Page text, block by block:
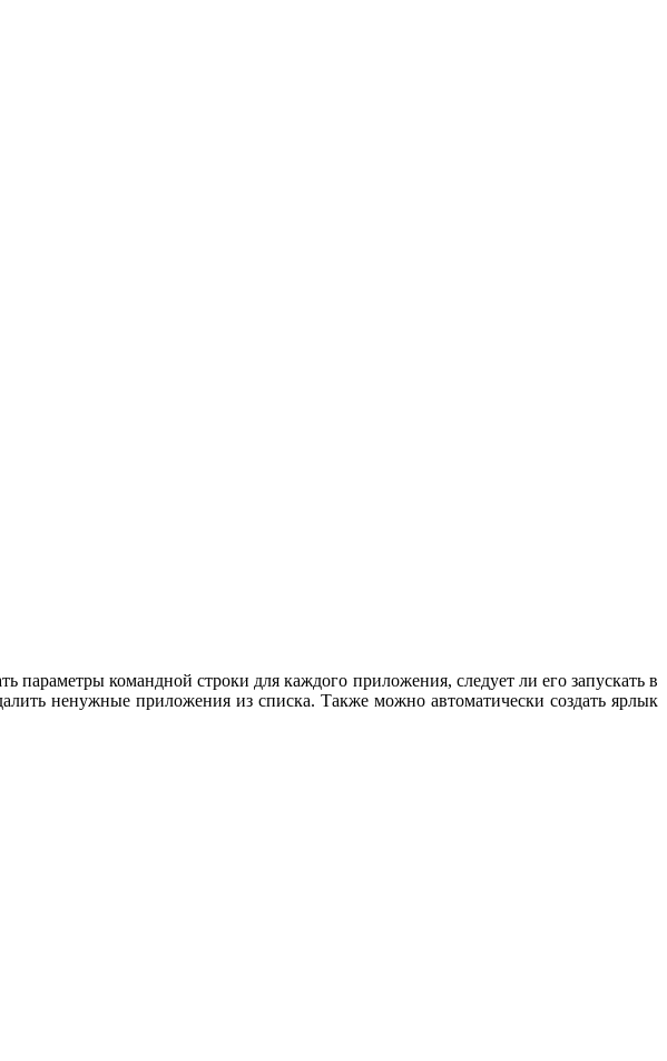
параметры командной строки для каждого приложения, следует ли его запускать в
ненужные приложения из списка. Также можно автоматически создать ярлык